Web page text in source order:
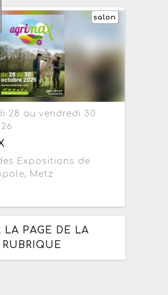
salon
28 au vendredi 30
Expositions de
, Metz
LA PAGE DE LA
RUBRIQUE